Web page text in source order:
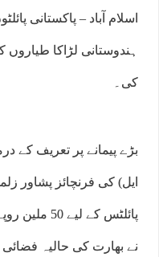
اسلام آباد – پاکستانی
ہندوستانی لڑاکا
کی۔
بڑے پیمانے پر تعریف کے
ایل) کی فرنچائز پشاور
پائلٹس کے
نے بھارت کی حالیہ